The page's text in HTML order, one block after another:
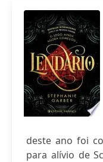
deste ano foi
para alívio de